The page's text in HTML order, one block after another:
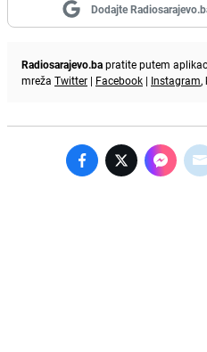
Dodajte
Radiosarajevo.bapratite putem
mreža Twitter | Facebook | Instagram,